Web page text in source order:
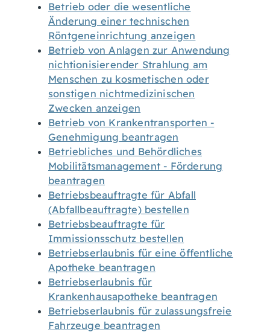
Betrieb oder die wesentliche
Änderung einer technischen
Röntgeneinrichtung anzeigen
Betrieb von Anlagen zur Anwendung
nichtionisierender Strahlung am
Menschen zu kosmetischen oder
sonstigen nichtmedizinischen
Zwecken anzeigen
Betrieb von Krankentransporten -
Genehmigung beantragen
Betriebliches und Behördliches
Mobilitätsmanagement - Förderung
beantragen
Betriebsbeauftragte für Abfall
(Abfallbeauftragte) bestellen
Betriebsbeauftragte für
Immissionsschutz bestellen
Betriebserlaubnis für eine öffentliche
Apotheke beantragen
Betriebserlaubnis für
Krankenhausapotheke beantragen
Betriebserlaubnis für zulassungsfreie
Fahrzeuge beantragen